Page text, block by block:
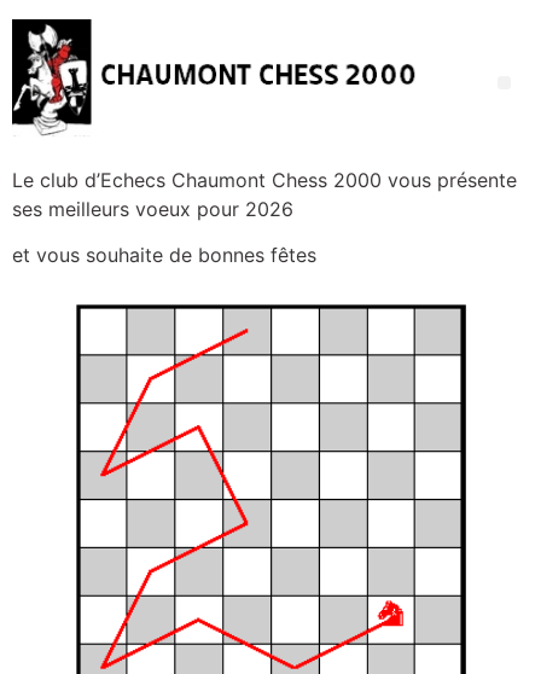
Le club d’Echecs Chaumont Chess 2000 vous présente
ses meilleurs voeux pour 2026
et vous souhaite de bonnes fêtes